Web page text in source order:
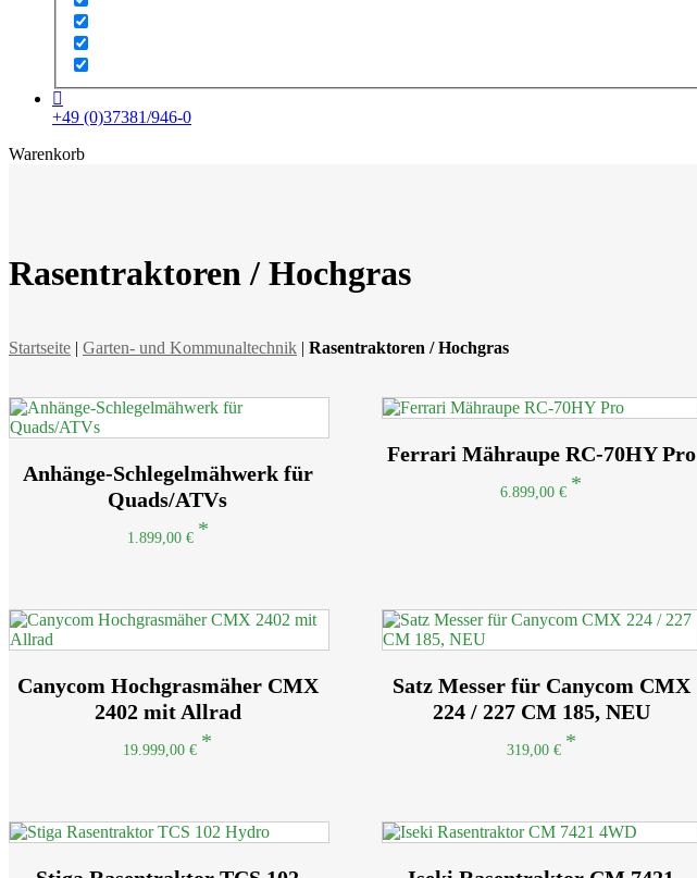
+49 (0)37381/946-0
Warenkorbx
Rasentraktoren / Hochgras
Startseite | Garten- und Kommunaltechnik | Rasentraktoren / Hochgras
Anhänge-Schlegelmähwerk für
Quads/ATVs
1.899,00 €
Ferrari Mähraupe RC-70HY Pro
6.899,00€
Canycom Hochgrasmäher CMX
2402 mit Allrad
19.999,00€
Satz Messer für Canycom CMX
224 / 227 CM 185, NEU
319,00 €